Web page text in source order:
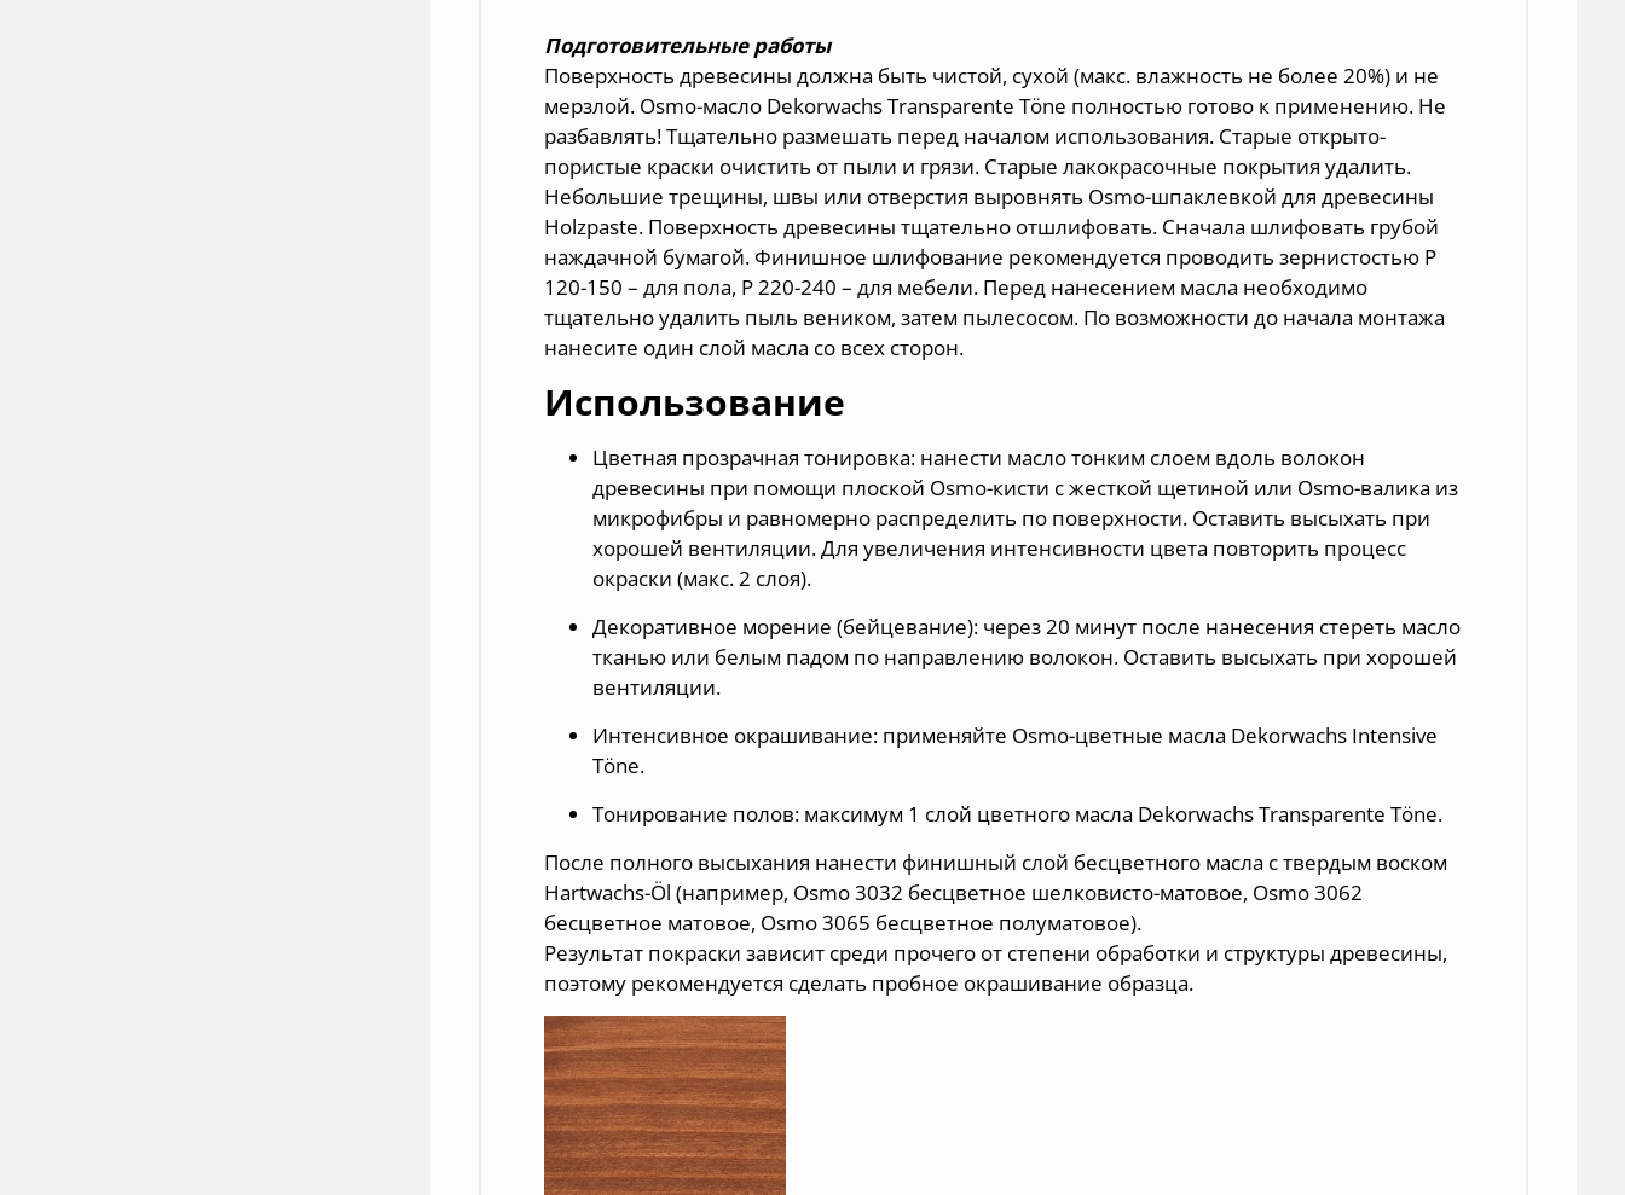
Подготовительные работы
Поверхность древесины должна быть чистой, сухой (макс. влажность не более 20%) и не
мерзлой. Osmo-масло Dekorwachs Transparente Töne полностью готово к применению. Не
разбавлять! Тщательно размешать перед началом использования. Старые открыто-
пористые краски очистить от пыли и грязи. Старые лакокрасочные покрытия удалить.
Небольшие трещины, швы или отверстия выровнять Osmo-шпаклевкой для древесины
Holzpaste. Поверхность древесины тщательно отшлифовать. Сначала шлифовать грубой
наждачной бумагой. Финишное шлифование рекомендуется проводить зернистостью Р
120-150 – для пола, Р 220-240 – для мебели. Перед нанесением масла необходимо
тщательно удалить пыль веником, затем пылесосом. По возможности до начала монтажа
нанесите один слой масла со всех сторон.
Использование
Цветная прозрачная тонировка: нанести масло тонким слоем вдоль волокон
древесины при помощи плоской Osmo-кисти с жесткой щетиной или Osmo-валика из
микрофибры и равномерно распределить по поверхности. Оставить высыхать при
хорошей вентиляции. Для увеличения интенсивности цвета повторить процесс
окраски (макс. 2 слоя).
Декоративное морение (бейцевание): через 20 минут после нанесения стереть масло
тканью или белым падом по направлению волокон. Оставить высыхать при хорошей
вентиляции.
Интенсивное окрашивание: применяйте Osmo-цветные масла Dekorwachs Intensive
Töne.
Тонирование полов: максимум 1 слой цветного масла Dekorwachs Transparente Töne.
После полного высыхания нанести финишный слой бесцветного масла с твердым воском
Hartwachs-Öl (например, Osmo 3032 бесцветное шелковисто-матовое, Osmo 3062
бесцветное матовое, Osmo 3065 бесцветное полуматовое).
Результат покраски зависит среди прочего от степени обработки и структуры древесины,
поэтому рекомендуется сделать пробное окрашивание образца.